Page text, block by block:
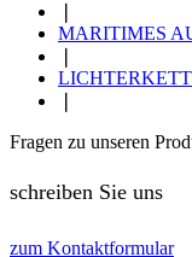
MARITIMES
Fragen zu unseren
schreiben Sie uns
zum Kontaktformular